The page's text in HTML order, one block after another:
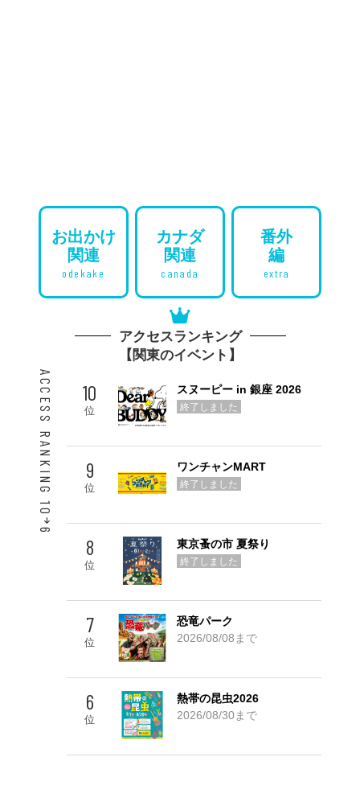
お出かけ
関連
odekake
カナダ
関連
canada
番外
編
extra
アクセスランキング
【関東のイベント】
ACCESS RANKING 10
6
10
位
スヌーピー in 銀座 2026
終了しました
9
位
ワンチャンMART
終了しました
8
位
東京蚤の市 夏祭り
終了しました
7
位
恐竜パーク
2026/08/08まで
6
位
熱帯の昆虫2026
2026/08/30まで